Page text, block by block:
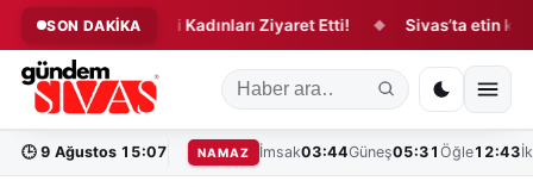
SON DAKİKA
Üretici Kadınları Ziyaret Etti! ◆ Sivas’ta etin kilosu ne
🕒 9 Ağustos 15:07 NAMAZ İmsak03:44Güneş05:31 Öğle12:43